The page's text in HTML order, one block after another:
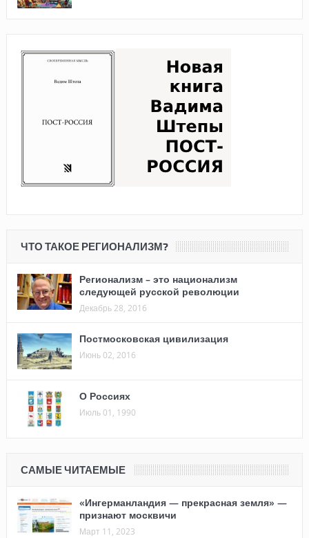
ЧТО ТАКОЕ РЕГИОНАЛИЗМ?
Регионализм – это национализм
следующей русской революции
Декабрь 28, 2016
Постмосковская цивилизация
Июнь 02, 2016
О Россиях
Июль 01, 1990
САМЫЕ ЧИТАЕМЫЕ
«Ингерманландия — прекрасная земля» —
признают москвичи
Март 11, 2023